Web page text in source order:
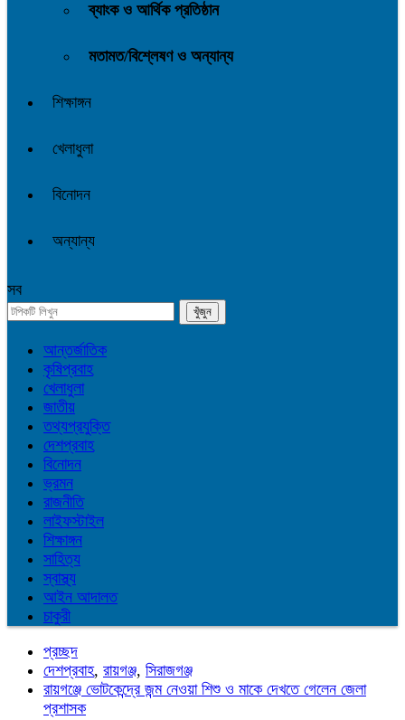
ব্যাংক ও আর্থিক প্রতিষ্ঠান
মতামত/বিশ্লেষণ ও অন্যান্য
শিক্ষাঙ্গন
খেলাধুলা
বিনোদন
অন্যান্য
সব
আন্তর্জাতিক
কৃষিপ্রবাহ
খেলাধুলা
জাতীয়
তথ্যপ্রযুক্তি
দেশপ্রবাহ
বিনোদন
ভ্রমন
রাজনীতি
লাইফস্টাইল
শিক্ষাঙ্গন
সাহিত্য
স্বাস্থ্য
আইন আদালত
চাকুরী
প্রচ্ছদ
দেশপ্রবাহ, রায়গঞ্জ, সিরাজগঞ্জ
রায়গঞ্জে ভোটকেন্দ্রে জন্ম নেওয়া শিশু ও মাকে দেখতে গেলেন জেলা
প্রশাসক